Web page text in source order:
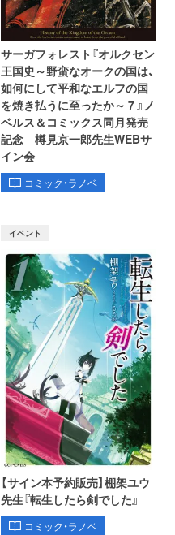
サーガフォレスト『オルクセン
王国史～野蛮なオークの国は、
如何にして平和なエルフの国
を焼き払うに至ったか～ 7 』ノ
ベルス＆コミックス同月発売
記念 樽見京一郎先生WEBサ
イン会
コミック・ラノベ
イベント
【サイン本予約販売】棚架ユウ
先生『転生したら剣でした』
コミック・ラノベ